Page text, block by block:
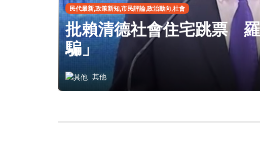
民代最新,政策新知,市民評論,政治動向,社會
批賴清德社會住宅跳票
騙」
其他